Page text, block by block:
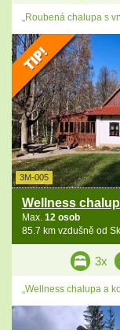
„Roubená chalupa s
3M-005
Wellness
Max. 12 osob
85.7 km vzdušně od
3x
„Wellness chalupa a